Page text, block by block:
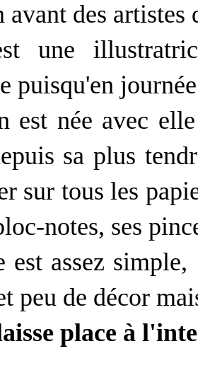
avant des
une
puisqu'en
est née avec
sa plus
sur tous les
notes, ses
est assez
peu de décor
place à